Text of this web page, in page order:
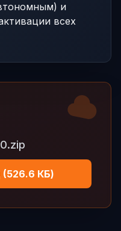
и
всех
(526.6 КБ)